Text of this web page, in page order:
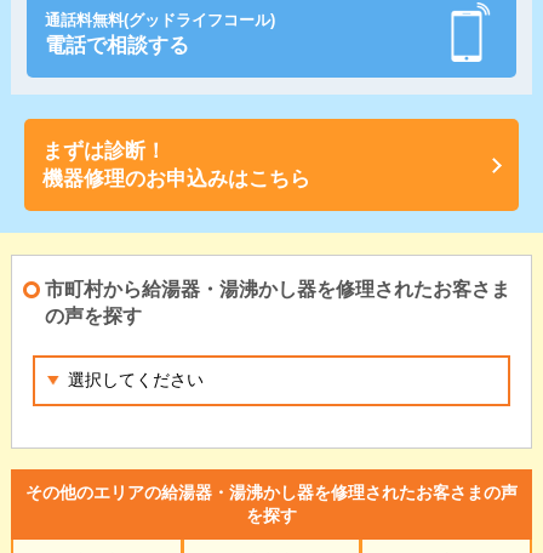
通話料無料(グッドライフコール)
電話で相談する
まずは診断！
機器修理のお申込みはこちら
市町村から給湯器・湯沸かし器を修理されたお客さま
の声を探す
その他のエリアの給湯器・湯沸かし器を修理されたお客さまの声
を探す